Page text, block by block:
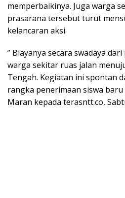
memperbaikinya. Juga warga
prasarana tersebut turut
kelancaran aksi.
” Biayanya secara swadaya
warga sekitar ruas jalan
Tengah. Kegiatan ini spontan
rangka penerimaan siswa
Maran kepada terasntt.co,